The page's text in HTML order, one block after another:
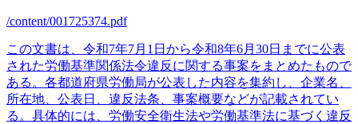
/content/001725374.pdf
この文書は、令和7年7月1日から令和8年6月30日までに公表
された労働基準関係法令違反に関する事案をまとめたもので
ある。各都道府県労働局が公表した内容を集約し、企業名、
所在地、公表日、違反法条、事案概要などが記載されてい
る。具体的には、労働安全衛生法や労働基準法に基づく違反